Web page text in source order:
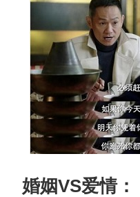
婚姻VS爱情：